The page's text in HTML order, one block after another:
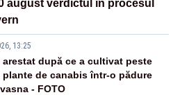
august verdictul în procesul
13:25
arestat după ce a cultivat peste
plante de canabis într-o pădure
- FOTO